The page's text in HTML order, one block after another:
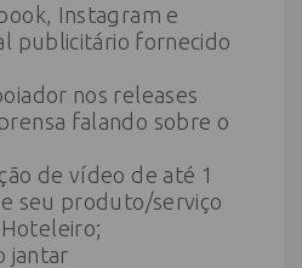
Instagram e
publicitário fornecido
nos releases
falando sobre o
de vídeo de até 1
seu produto/serviço
jantar